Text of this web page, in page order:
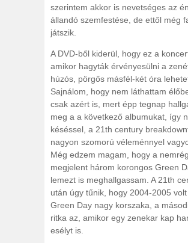
szerintem akkor is nevetséges az
állandó szemfestése, de ettől még
játszik.
A DVD-ből kiderül, hogy ez a
amikor hagyták érvényesülni a
húzós, pörgős másfél-két óra
Sajnálom, hogy nem láthattam
csak azért is, mert épp tegnap
meg a a következő albumukat, így
késéssel, a 21th century
nagyon szomorú véleménnyel
Még edzem magam, hogy a nemrég
megjelent három korongos Green
lemezt is meghallgassam. A 21th
után úgy tűnik, hogy 2004-2005 volt
Green Day nagy korszaka, a
ritka az, amikor egy zenekar kap
esélyt is.